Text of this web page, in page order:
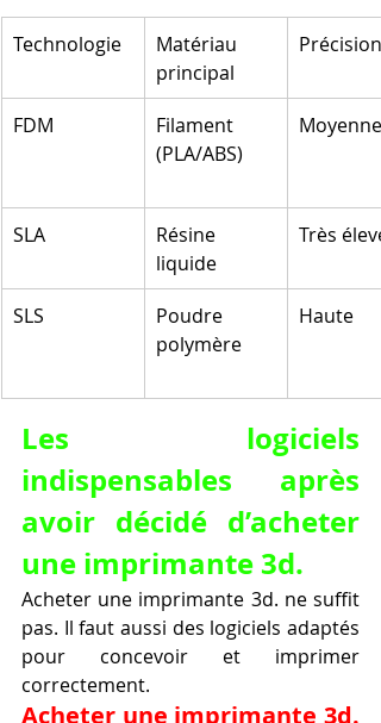
Technologie
Matériau
principal
Précision
FDM
Filament
(PLA/ABS)
Moyenne
SLA
Résine
liquide
Très
SLS
Poudre
polymère
Haute
Les logiciels
indispensables après
avoir décidé d’acheter
une imprimante 3d.
Acheter une imprimante 3d. ne suffit
pas. Il faut aussi des logiciels adaptés
pour concevoir et imprimer
correctement.
Acheter une imprimante 3d.